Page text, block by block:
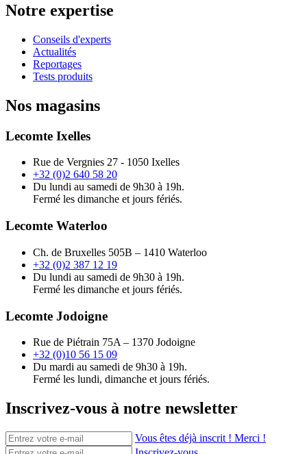
Notre expertise
Conseils d'experts
Actualités
Reportages
Tests produits
Nos magasins
Lecomte Ixelles
Rue de Vergnies 27 - 1050 Ixelles
+32 (0)2 640 58 20
Du lundi au samedi de 9h30 à 19h.
Fermé les dimanche et jours fériés.
Lecomte Waterloo
Ch. de Bruxelles 505B – 1410 Waterloo
+32 (0)2 387 12 19
Du lundi au samedi de 9h30 à 19h.
Fermé les dimanche et jours fériés.
Lecomte Jodoigne
Rue de Piétrain 75A – 1370 Jodoigne
+32 (0)10 56 15 09
Du mardi au samedi de 9h30 à 19h.
Fermé les lundi, dimanche et jours fériés.
Inscrivez-vous à notre newsletter
Vous êtes déjà inscrit ! Merci !